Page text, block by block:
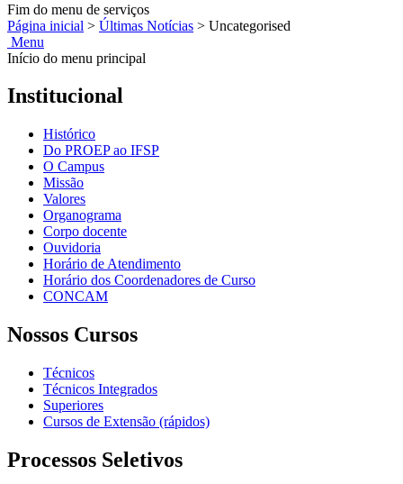
Fim do menu de serviços
Página inicial > Últimas Notícias > Uncategorised
Menu
Início do menu principal
Institucional
Histórico
Do PROEP ao IFSP
O Campus
Missão
Valores
Organograma
Corpo docente
Ouvidoria
Horário de Atendimento
Horário dos Coordenadores de Curso
CONCAM
Nossos Cursos
Técnicos
Técnicos Integrados
Superiores
Cursos de Extensão (rápidos)
Processos Seletivos